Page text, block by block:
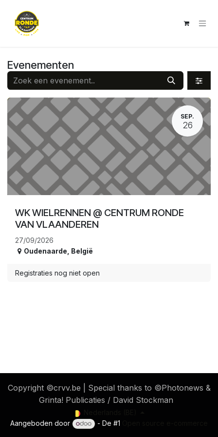
Evenementen
SEP.
26
WK WIELRENNEN @ CENTRUM RONDE
VAN VLAANDEREN
27/09/2026
Oudenaarde België
Registraties nog niet open
​ Copyright ©crvv.be | Special thanks to ©Photonews &
Grinta! Publicaties / David Stockman
Aangeboden door
- De #1